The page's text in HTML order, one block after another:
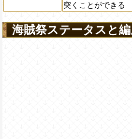
突くことができる
海賊祭ステータスと